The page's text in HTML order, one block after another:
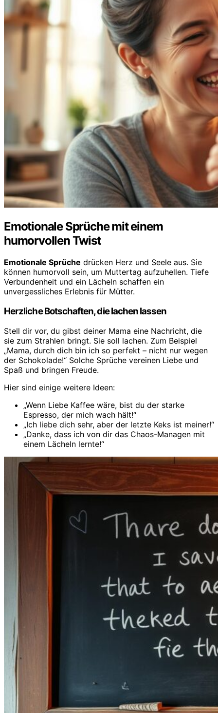
Emotionale Sprüche mit einem
humorvollen Twist
Emotionale Sprüche drücken Herz und Seele aus. Sie
können humorvoll sein, um Muttertag aufzuhellen. Tiefe
Verbundenheit und ein Lächeln schaffen ein
unvergessliches Erlebnis für Mütter.
Herzliche Botschaften, die lachen lassen
Stell dir vor, du gibst deiner Mama eine Nachricht, die
sie zum Strahlen bringt. Sie soll lachen. Zum Beispiel
„Mama, durch dich bin ich so perfekt – nicht nur wegen
der Schokolade!“ Solche Sprüche vereinen Liebe und
Spaß und bringen Freude.
Hier sind einige weitere Ideen:
„Wenn Liebe Kaffee wäre, bist du der starke
Espresso, der mich wach hält!“
„Ich liebe dich sehr, aber der letzte Keks ist meiner!“
„Danke, dass ich von dir das Chaos-Managen mit
einem Lächeln lernte!“